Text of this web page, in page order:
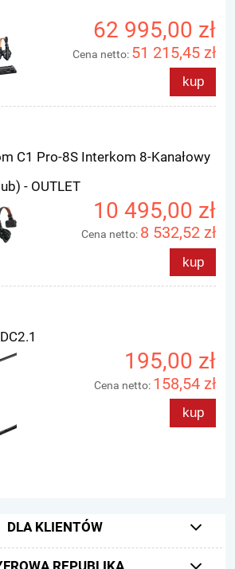
62 995,00 zł
Cena netto: 51 215,45 zł
kup
C1 Pro-8S Interkom 8-Kanałowy
- OUTLET
10 495,00 zł
Cena netto: 8 532,52 zł
kup
195,00 zł
Cena netto: 158,54 zł
kup
DLA KLIENTÓW